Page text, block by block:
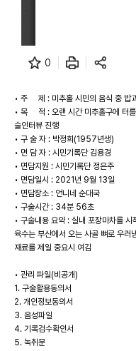
0
• 주 제 : 미추홀 시민의 음식 중 밥
• 목 적 : 오랜 시간 미추홀구에 터를
술인터뷰 진행
• 구 술 자 : 박정희(1957년생)
• 면 담 자 : 시민기록단 김용경
• 면담지원 : 시민기록단 정은주
• 면담일시 : 2021년 9월 13일
• 면담장소 : 언니네 순대국
• 구술시간 : 34분 56초
• 구술내용 요약 : 실내 포장마차를
육수는 부산에서 오는 사골 뼈로 우러
재료를 제일 중요시 여김
• 관리 파일(비공개)
1. 구술활용동의서
2. 개인정보동의서
3. 음성파일
4. 기록검수확인서
5. 녹취문